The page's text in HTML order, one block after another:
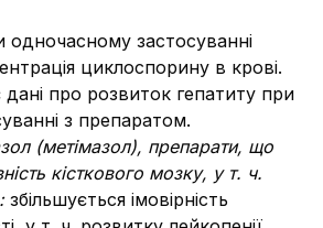
одночасному застосуванні
циклоспорину в крові.
дані про розвиток гепатиту при
з препаратом.
(метімазол), препарати, що
кісткового мозку, у т. ч.
збільшується імовірність